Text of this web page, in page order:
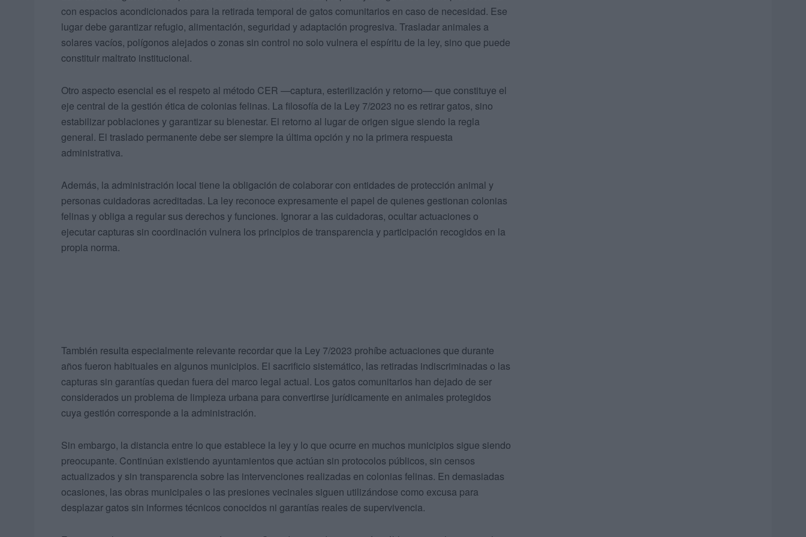
con espacios acondicionados para la retirada temporal de gatos comunitarios en caso de necesidad. Ese
lugar debe garantizar refugio, alimentación, seguridad y adaptación progresiva. Trasladar animales a
solares vacíos, polígonos alejados o zonas sin control no solo vulnera el espíritu de la ley, sino que puede
constituir maltrato institucional.
Otro aspecto esencial es el respeto al método CER —captura, esterilización y retorno— que constituye el
eje central de la gestión ética de colonias felinas. La filosofía de la Ley 7/2023 no es retirar gatos, sino
estabilizar poblaciones y garantizar su bienestar. El retorno al lugar de origen sigue siendo la regla
general. El traslado permanente debe ser siempre la última opción y no la primera respuesta
administrativa.
Además, la administración local tiene la obligación de colaborar con entidades de protección animal y
personas cuidadoras acreditadas. La ley reconoce expresamente el papel de quienes gestionan colonias
felinas y obliga a regular sus derechos y funciones. Ignorar a las cuidadoras, ocultar actuaciones o
ejecutar capturas sin coordinación vulnera los principios de transparencia y participación recogidos en la
propia norma.
También resulta especialmente relevante recordar que la Ley 7/2023 prohíbe actuaciones que durante
años fueron habituales en algunos municipios. El sacrificio sistemático, las retiradas indiscriminadas o las
capturas sin garantías quedan fuera del marco legal actual. Los gatos comunitarios han dejado de ser
considerados un problema de limpieza urbana para convertirse jurídicamente en animales protegidos
cuya gestión corresponde a la administración.
Sin embargo, la distancia entre lo que establece la ley y lo que ocurre en muchos municipios sigue siendo
preocupante. Continúan existiendo ayuntamientos que actúan sin protocolos públicos, sin censos
actualizados y sin transparencia sobre las intervenciones realizadas en colonias felinas. En demasiadas
ocasiones, las obras municipales o las presiones vecinales siguen utilizándose como excusa para
desplazar gatos sin informes técnicos conocidos ni garantías reales de supervivencia.